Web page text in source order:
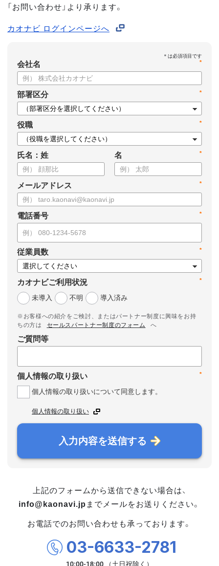
「お問い合わせ」より承ります。
カオナビ ログインページへ
*
会社名
*
部署区分
*
役職
氏名：姓 *
名
*
メールアドレス
*
電話番号
*
従業員数
*
カオナビご利用状況
未導入
不明 導入済み
※お客様への紹介をご検討、またはパートナー制度に興味をお持
ちの方は
セールスパートナー制度のフォーム へ
ご質問等
*
個人情報の取り扱い
個人情報の取り扱いについて同意します。
個人情報の取り扱い
入力内容を送信する
上記のフォームから送信できない場合は、
info@kaonavi.jp までメールをお送りください。
お電話でのお問い合わせも承っております。
03-6633-2781